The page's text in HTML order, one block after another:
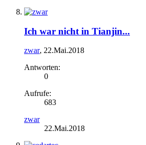
Ich war nicht in Tianjin...
zwar, 22.Mai.2018
Antworten:
0
Aufrufe:
683
zwar
22.Mai.2018